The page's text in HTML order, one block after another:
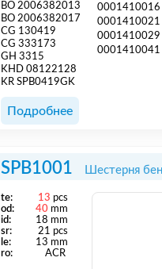
BO 2006382013
BO 2006382017
CG 130419
CG 333173
GH 3315
KHD 08122128
KR SPB0419GK
0001410016
0001410021
0001410029
0001410041
Подробнее
SPB1001 Шестерня
te: 13 pcs
od:
40 mm
id:
18 mm
sr:
21 pcs
le:
13 mm
ro:
ACR